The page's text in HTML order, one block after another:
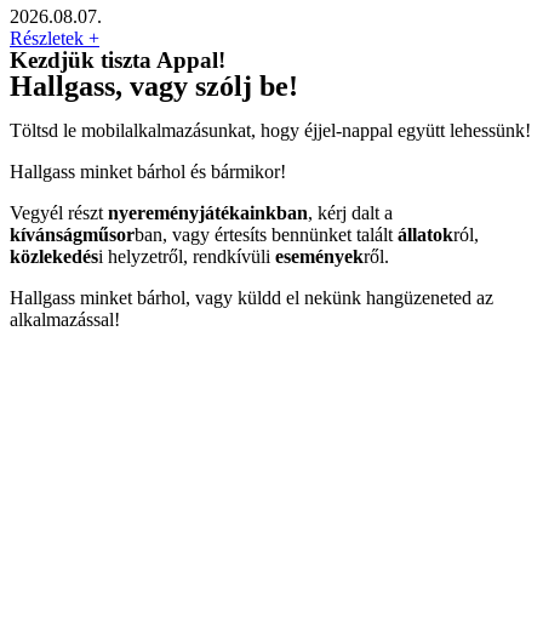
2026.08.07.
Részletek +
Kezdjük tiszta Appal!
Hallgass, vagy szólj be!
Töltsd le mobilalkalmazásunkat, hogy éjjel-nappal együtt lehessünk!
Hallgass minket bárhol és bármikor!
Vegyél részt nyereményjátékainkban, kérj dalt a
kívánságműsorban, vagy értesíts bennünket talált állatokról,
közlekedési helyzetről, rendkívüli eseményekről.
Hallgass minket bárhol, vagy küldd el nekünk hangüzeneted az
alkalmazással!